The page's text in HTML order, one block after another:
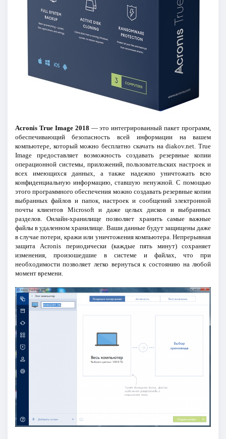
Acronis True Image 2018 — это интегрированный пакет программ,
обеспечивающий безопасность всей информации на вашем
компьютере, который можно бесплатно скачать на diakov.net. True
Image предоставляет возможность создавать резервные копии
операционной системы, приложений, пользовательских настроек и
всех имеющихся данных, а также надежно уничтожать всю
конфиденциальную информацию, ставшую ненужной. C помощью
этого программного обеспечения можно создавать резервные копии
выбранных файлов и папок, настроек и сообщений электронной
почты клиентов Microsoft и даже целых дисков и выбранных
разделов. Онлайн-хранилище позволяет хранить самые важные
файлы в удаленном хранилище. Ваши данные будут защищены даже
в случае потери, кражи или уничтожения компьютера. Непрерывная
защита Acronis периодически (каждые пять минут) сохраняет
изменения, произошедшие в системе и файлах, что при
необходимости позволяет легко вернуться к состоянию на любой
момент времени.